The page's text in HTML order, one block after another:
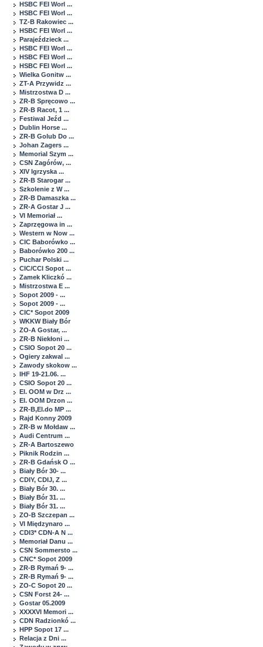
HSBC FEI Worl ...
HSBC FEI Worl ...
TZ-B Rakowiec ...
HSBC FEI Worl ...
Parajeździeck ...
HSBC FEI Worl ...
HSBC FEI Worl ...
HSBC FEI Worl ...
Wielka Gonitw ...
ZT-A Przywidz ...
Mistrzostwa D ...
ZR-B Spręcowo ...
ZR-B Racot, 1 ...
Festiwal Jeźd ...
Dublin Horse ...
ZR-B Golub Do ...
Johan Zagers ...
Memorial Szym ...
CSN Zagórów, ...
XIV Igrzyska ...
ZR-B Starogar ...
Szkolenie z W ...
ZR-B Damaszka ...
ZR-A Gostar J ...
VI Memoriał ...
Zaprzęgowa in ...
Western w Now ...
CIC Baborówko ...
Baborówko 200 ...
Puchar Polski ...
CIC/CCI Sopot ...
Zamek Kliczkó ...
Mistrzostwa E ...
Sopot 2009 - ...
Sopot 2009 - ...
CIC* Sopot 2009
WKKW Biały Bór
ZO-A Gostar, ...
ZR-B Niekłoni ...
CSIO Sopot 20 ...
Ogiery zakwal ...
Zawody skokow ...
IHF 19-21.06. ...
CSIO Sopot 20 ...
El. OOM w Drz ...
El. OOM Drzon ...
ZR-B,El.do MP ...
Rajd Konny 2009
ZR-B w Mołdaw ...
Audi Centrum ...
ZR-A Bartoszewo
Piknik Rodzin ...
ZR-B Gdańsk O ...
Biały Bór 30- ...
CDIY, CDIJ, Z ...
Biały Bór 30. ...
Biały Bór 31. ...
Biały Bór 31. ...
ZO-B Szczepan ...
VI Międzynaro ...
CDI3* CDN-A N ...
Memoriał Danu ...
CSN Sommersto ...
CNC* Sopot 2009
ZR-B Rymań 9- ...
ZR-B Rymań 9- ...
ZO-C Sopot 20 ...
CSN Forst 24- ...
Gostar 05.2009
XXXXVI Memori ...
CDN Radzionkó ...
HPP Sopot 17 ...
Relacja z Dni ...